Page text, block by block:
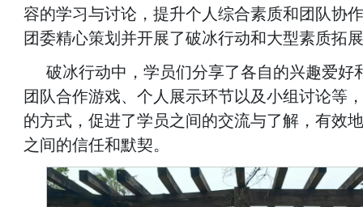
容的学习与讨论，提升个人综合素质和团队协
团委精心策划并开展了破冰行动和大型素质拓
破冰行动中，学员们分享了各自的兴趣爱好
团队合作游戏、个人展示环节以及小组讨论等
的方式，促进了学员之间的交流与了解，有效
之间的信任和默契。